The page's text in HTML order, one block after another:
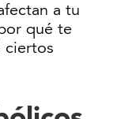
a tu
qué te
ciertos